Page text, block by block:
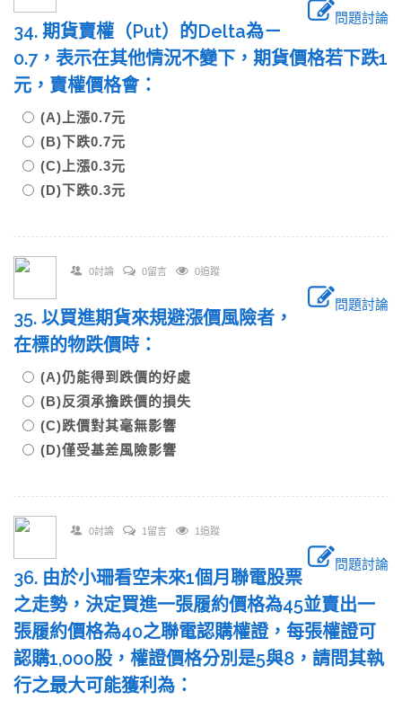
問題討論
34. 期貨賣權（Put）的Delta為－
0.7，表示在其他情況不變下，期貨價格若下跌1
元，賣權價格會：
(A)上漲0.7元
(B)下跌0.7元
(C)上漲0.3元
(D)下跌0.3元
0討論 0留言 0追蹤
問題討論
35. 以買進期貨來規避漲價風險者，
在標的物跌價時：
(A)仍能得到跌價的好處
(B)反須承擔跌價的損失
(C)跌價對其毫無影響
(D)僅受基差風險影響
0討論 1留言 1追蹤
問題討論
36. 由於小珊看空未來1個月聯電股票
之走勢，決定買進一張履約價格為45並賣出一
張履約價格為40之聯電認購權證，每張權證可
認購1,000股，權證價格分別是5與8，請問其執
行之最大可能獲利為：